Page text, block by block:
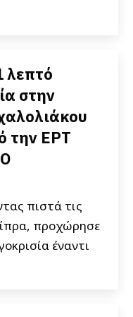
λεπτό
στην
την ΕΡΤ
πιστά τις
προχώρησε
έναντι